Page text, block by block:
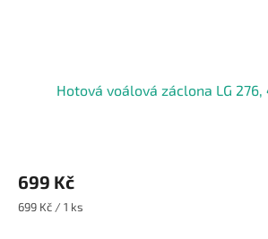
Hotová voálová záclona LG 276,
699 Kč
Měrná
699 Kč / 1 ks